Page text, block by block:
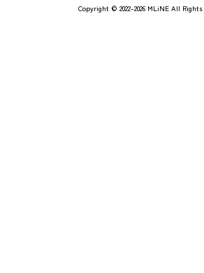
Copyright © 2022-2026 MLiNE All Rights